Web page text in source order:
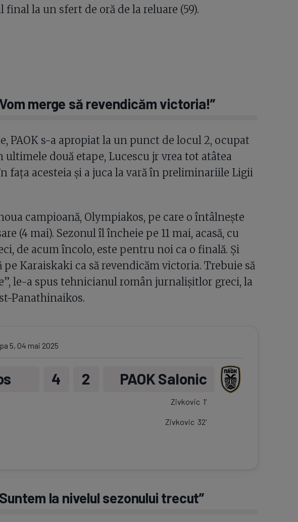
la un sfert de oră de la reluare (59).
merge să revendicăm victoria!”
PAOK s-a apropiat la un punct de locul 2, ocupat
ultimele două etape, Lucescu jr vrea tot atâtea
fața acesteia și a juca la vară în preliminariile Ligii
campioană, Olympiakos, pe care o întâlnește
(4 mai). Sezonul îl încheie pe 11 mai, acasă, cu
de acum încolo, este pentru noi ca o finală. Și
Karaiskaki ca să revendicăm victoria. Trebuie să
le-a spus tehnicianul român jurnalișitlor greci, la
Panathinaikos.
5, 04 mai 2025
4 PAOK Salonic
2
Zivkovic 1'
Zivkovic 32'
la nivelul sezonului trecut”